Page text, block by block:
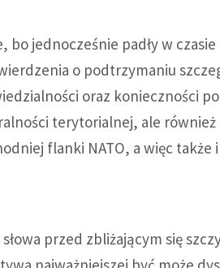
bo jednocześnie padły w
o podtrzymaniu
oraz konieczności
terytorialnej, ale również
flanki NATO, a więc także
przed zbliżającym się